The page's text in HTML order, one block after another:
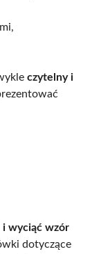
czytelny i
i wyciąć wzór
dotyczące